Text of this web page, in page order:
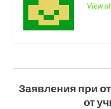
View
Заявления при
от